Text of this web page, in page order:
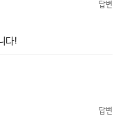
답변
다!
답변